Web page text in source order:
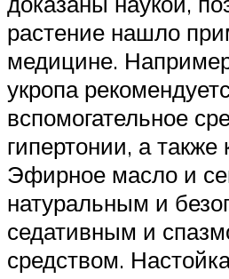
растение нашло
медицине.
укропа
вспомогательное
гипертонии, а также
Эфирное масло и
натуральным и
седативным и
средством.